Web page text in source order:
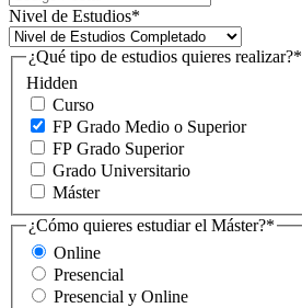
Nivel de Estudios*
Hidden
¿Qué tipo de estudios quieres realizar?*
Curso
FP Grado Medio o Superior
FP Grado Superior
Grado Universitario
Máster
¿Cómo quieres estudiar el Máster?*
Online
Presencial
Presencial y Online